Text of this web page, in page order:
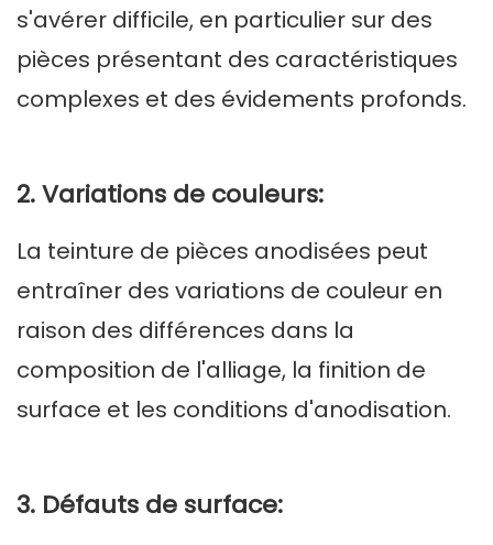
s'avérer difficile, en particulier sur des
pièces présentant des caractéristiques
complexes et des évidements profonds.
2. Variations de couleurs:
La teinture de pièces anodisées peut
entraîner des variations de couleur en
raison des différences dans la
composition de l'alliage, la finition de
surface et les conditions d'anodisation.
3. Défauts de surface: